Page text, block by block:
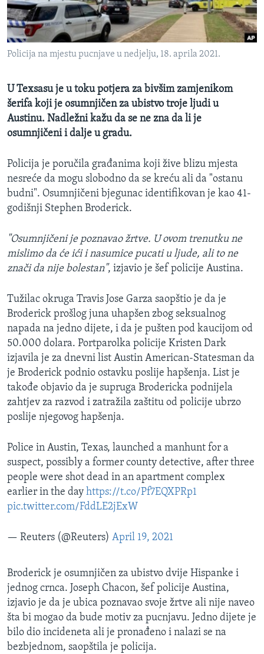
MAGAZIN
O GLASU AMERIKE
Learning English
PRATITE NAS
Policija na mjestu pucnjave u nedjelju, 18. aprila 2021.
U Texsasu je u toku potjera za bivšim zamjenikom
šerifa koji je osumnjičen za ubistvo troje ljudi u
Austinu. Nadležni kažu da se ne zna da li je
osumnjičeni i dalje u gradu.
Policija je poručila građanima koji žive blizu mjesta
nesreće da mogu slobodno da se kreću ali da "ostanu
budni". Osumnjičeni bjegunac identifikovan je kao 41-
godišnji Stephen Broderick​.
"Osumnjičeni je poznavao žrtve. U ovom trenutku ne
mislimo da će ići i nasumice pucati u ljude, ali to ne
znači da nije bolestan", izjavio je šef policije Austina.
Tužilac okruga Travis Jose Garza saopštio je da je
Broderick prošlog juna uhapšen zbog seksualnog
napada na jedno dijete, i da je pušten pod kaucijom od
50.000 dolara. Portparolka policije Kristen Dark
izjavila je za dnevni list Austin American-Statesman da
je Broderick podnio ostavku poslije hapšenja. List je
takođe objavio da je supruga Brodericka podnijela
zahtjev za razvod i zatražila zaštitu od policije ubrzo
poslije njegovog hapšenja.
Police in Austin, Texas, launched a manhunt for a
suspect, possibly a former county detective, after three
people were shot dead in an apartment complex
earlier in the day https://t.co/Pf7EQXPRp1
pic.twitter.com/FddLE2jExW
— Reuters (@Reuters) April 19, 2021
Broderick je osumnjičen za ubistvo dvije Hispanke i
jednog crnca. Joseph Chacon, šef policije Austina,
izjavio je da je ubica poznavao svoje žrtve ali nije naveo
šta bi mogao da bude motiv za pucnjavu. Jedno dijete je
bilo dio incideneta ali je pronađeno i nalazi se na
bezbjednom, saopštila je policija.